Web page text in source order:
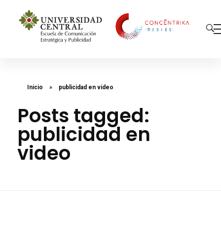
Inicio » publicidad en video
Posts tagged:
publicidad en
video